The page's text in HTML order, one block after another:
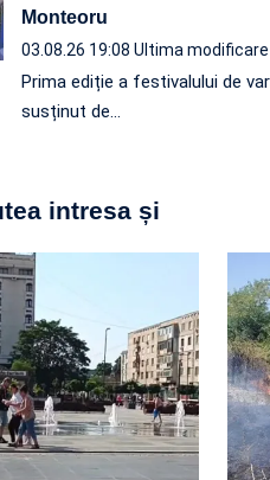
Monteoru
03.08.26 19:08 Ultima modificare
Prima ediție a festivalului de
susținut de…
intresa și